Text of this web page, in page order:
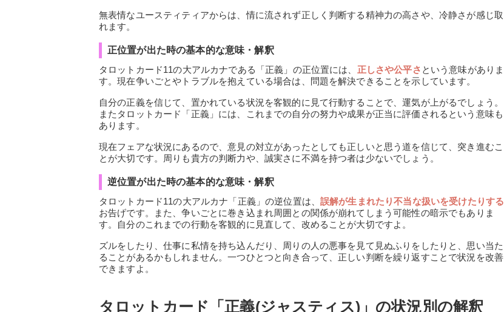
無表情なユースティティアからは、情に流されず正しく判断する精神力の高さや、冷静さが感じ取
れます。
正位置が出た時の基本的な意味・解釈
タロットカード11の大アルカナである「正義」の正位置には、 正しさや公平さ という意味がありま
す。現在争いごとやトラブルを抱えている場合は、問題を解決できることを示しています。
自分の正義を信じて、置かれている状況を客観的に見て行動することで、運気が上がるでしょう。
またタロットカード「正義」には、これまでの自分の努力や成果が正当に評価されるという意味も
あります。
現在フェアな状況にあるので、意見の対立があったとしても正しいと思う道を信じて、突き進むこ
とが大切です。周りも貴方の判断力や、誠実さに不満を持つ者は少ないでしょう。
逆位置が出た時の基本的な意味・解釈
タロットカード11の大アルカナ「正義」の逆位置は、誤解が生まれたり不当な扱いを受けたりする
お告げです。また、争いごとに巻き込まれ周囲との関係が崩れてしまう可能性の暗示でもありま
す。自分のこれまでの行動を客観的に見直して、改めることが大切ですよ。
ズルをしたり、仕事に私情を持ち込んだり、周りの人の悪事を見て見ぬふりをしたりと、思い当た
ることがあるかもしれません。一つひとつと向き合って、正しい判断を繰り返すことで状況を改善
できますよ。
タロットカード「正義(ジャスティス)」の状況別の解釈